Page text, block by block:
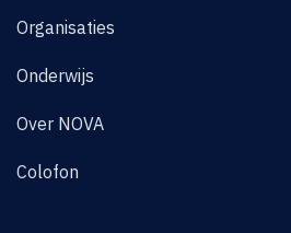
Organisaties
Onderwijs
Over NOVA
Colofon